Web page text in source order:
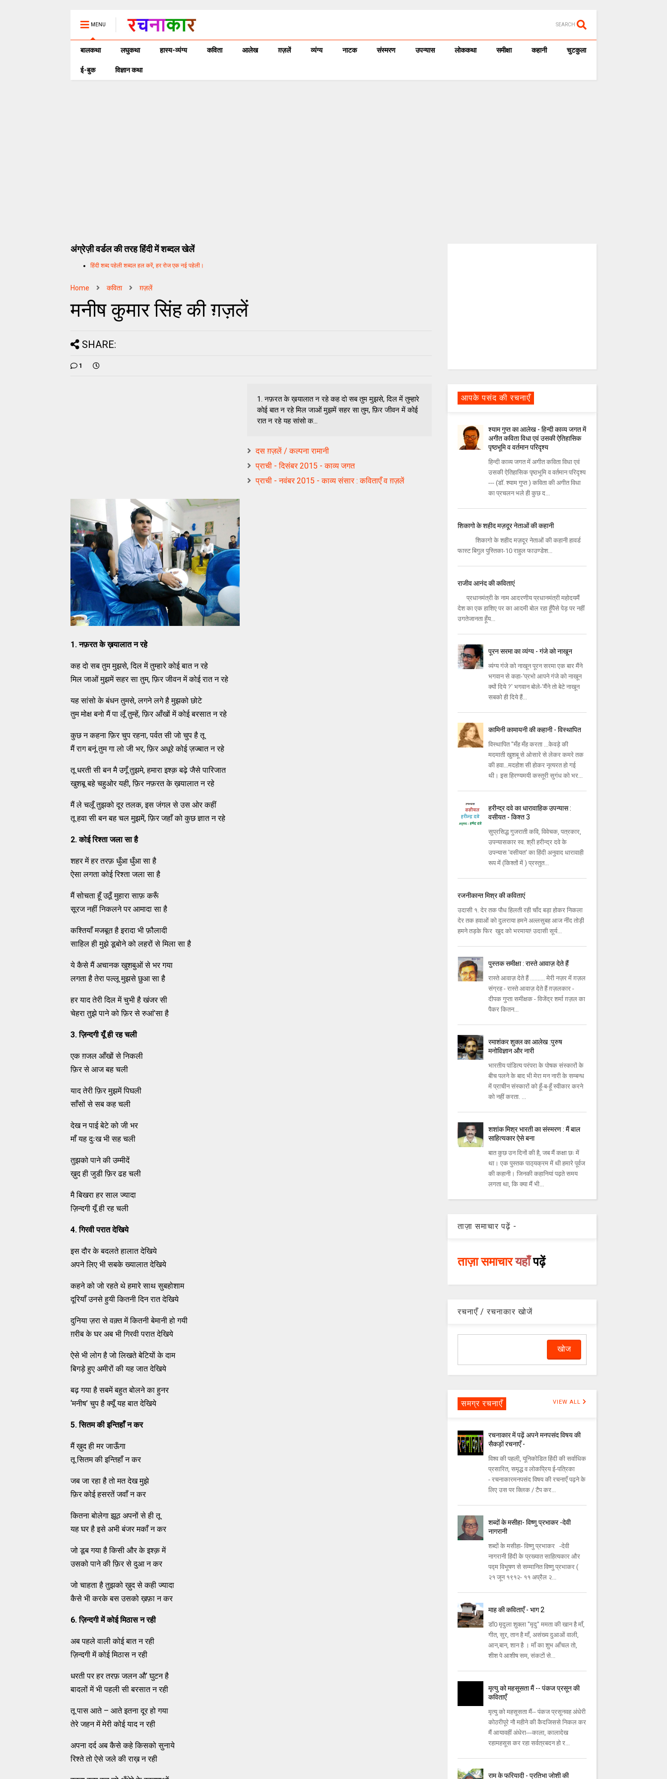
MENU SEARCH
बालकथा लघुकथा हास्य-व्यंग्य कविता आलेख ग़ज़लें व्यंग्य नाटक संस्मरण उपन्यास लोककथा समीक्षा कहानी चुटकुला
ई-बुक विज्ञान कथा
अंग्रेज़ी वर्डल की तरह हिंदी में शब्दल खेलें
हिंदी शब्द पहेली शब्दल हल करें, हर रोज एक नई पहेली।
Home कविता ग़ज़लें
मनीष कुमार सिंह की ग़ज़लें
SHARE:
1
1. नफ़रत के ख़यालात न रहे कह दो सब तुम मुझसे, दिल में तुम्हारे
कोई बात न रहे मिल जाओं मुझमें सहर सा तुम, फ़िर जीवन में कोई
रात न रहे यह सांसो क...
दस ग़ज़लें / कल्पना रामानी
प्राची - दिसंबर 2015 - काव्य जगत
प्राची - नवंबर 2015 - काव्य संसार : कविताएँ व ग़ज़लें
1.नफ़रत के ख़यालात न रहे
कह दो सब तुम मुझसे, दिल में तुम्हारे कोई बात न रहे
मिल जाओं मुझमें सहर सा तुम, फ़िर जीवन में कोई रात न रहे
यह सांसो के बंधन तुमसे, लगने लगे है मुझको छोटे
तुम मोक्ष बनो मैं पा लूँ तुम्हें, फ़िर आँखों में कोई बरसात न रहे
कुछ न कहना फ़िर चुप रहना, पर्वत सी जो चुप है तू
मैं राग बनूं तुम गा लो जी भर, फ़िर अधूरे कोई ज़ज्बात न रहे
तू धरती सी बन मै उगूँ तुझमे, हमारा इश्क़ बढ़े जैसे पारिजात
खुशबू बहे चहुओर यही, फ़िर नफ़रत के ख़यालात न रहे
मैं ले चलूँ तुझको दूर तलक, इस जंगल से उस ओर कहीं
तू हवा सी बन बह चल मुझमें, फ़िर जहाँ को कुछ ज्ञात न रहे
2.कोई रिश्ता जला सा है
शहर में हर तरफ़ धुँआ धुँआ सा है
ऐसा लगता कोई रिश्ता जला सा है
मैं सोचता हूँ उठूँ मुहारा साफ़ करूँ
सूरज नहीं निकलने पर आमादा सा है
कश्तियाँ मजबूत है इरादा भी फ़ौलादी
साहिल ही मुझे डूबोने को लहरों से मिला सा है
ये कैसे मैं अचानक खुशबुओं से भर गया
लगता है तेरा पल्लू मुझसे छुआ सा है
हर याद तेरी दिल में चुभी है खंजर सी
चेहरा तुझे पाने को फ़िर से रुआं’सा है
3.ज़िन्दगी यूँ ही रह चली
एक ग़जल आँखों से निकली
फ़िर से आज बह चली
याद तेरी फ़िर मुझमें पिघली
साँसों से सब कह चली
देख न पाई बेटे को जी भर
माँ यह दुःख भी सह चली
तुझको पाने की उम्मीदें
ख़ुद ही जुडी फ़िर ढह चली
मै बिखरा हर साल ज्यादा
ज़िन्दगी यूँ ही रह चली
4.गिरवी परात देखिये
इस दौर के बदलते हालात देखिये
अपने लिए भी सबके ख्यालात देखिये
कहने को जो रहते थे हमारे साथ सुबहोशाम
दूरियाँ उनसे हुयी कितनी दिन रात देखिये
दुनिया ज़रा से वक़्त में कितनी बेमानी हो गयी
ग़रीब के घर अब भी गिरवी परात देखिये
ऐसे भी लोग है जो लिखते बेटियों के दाम
बिगड़े हुए अमीरों की यह जात देखिये
बढ़ गया है सबमें बहुत बोलने का हुनर
‘मनीष’ चुप है क्यूँ यह बात देखिये
5.सितम की इन्तिहाँ न कर
मैं ख़ुद ही मर जाऊँगा
तू सितम की इन्तिहाँ न कर
जब जा रहा है तो मत देख मुझे
फ़िर कोई हसरतें जवाँ न कर
कितना बोलेगा झूठ अपनों से ही तू
यह घर है इसे अभी बंजर मकाँ न कर
जो डूब गया है किसी और के इश्क़ में
उसको पाने की फ़िर से दुआ न कर
जो चाहता है तुझको ख़ुद से कही ज्यादा
कैसे भी करके बस उसको ख़फ़ा न कर
6.ज़िन्दगी में कोई मिठास न रही
अब पहले वाली कोई बात न रही
ज़िन्दगी में कोई मिठास न रही
धरती पर हर तरफ़ जलन औ’ घुटन है
बादलों में भी पहली सी बरसात न रही
तू पास आते – आते इतना दूर हो गया
तेरे जहन में मेरी कोई याद न रही
अपना दर्द अब कैसे कहे किसको सुनाये
रिश्ते तो ऐसे जले की राख़ न रही
आपके पसंद की रचनाएँ
श्याम गुप्त का आलेख - हिन्दी काव्य जगत में
अगीत कविता विधा एवं उसकी ऐतिहासिक
पृष्ठभूमि व वर्तमान परिदृश्य
हिन्दी काव्य जगत में अगीत कविता विधा एवं
उसकी ऐतिहासिक पृष्ठभूमि व वर्तमान परिदृश्य
--- (डॉ. श्याम गुप्त ) कविता की अगीत विधा
का प्रचलन भले ही कुछ द...
शिकागो के शहीद मज़दूर नेताओं की कहानी
शिकागो के शहीद मज़दूर नेताओं की कहानी हावर्ड
फास्ट बिगुल पुस्तिका-10 राहुल फाउण्डेश...
राजीव आनंद की कविताएं
प्रधानमंत्री के नाम आदरणीय प्रधानमंत्री महोदयमैं
देश का एक हाशिए पर का आदमी बोल रहा हूँपैसे पेड़ पर नहीं
उगतेजानता हूँय...
पूरन सरमा का व्यंग्य - गंजे को नाखून
व्‍यंग्‍य गंजे को नाखून पूरन सरमा एक बार मैंने
भगवान से कहा-‘प्रभो आपने गंजे को नाखून
क्‍यों दिये ?' भगवान बोले-‘मैंने तो बेटे नाखून
सबको ही दिये हैं...
कामिनी कामायनी की कहानी - विस्थापित
विस्थापित "मँह मँह करता ...केवड़े की
मदमाती खुशबू से ओसारे से लेकर कमरे तक
की हवा...मदहोश सी होकर नृत्यरत हो गई
थी। इस हिरण्यमयी कस्तूरी सुगंध को भर...
हरीन्द्र दवे का धारावाहिक उपन्यास :
वसीयत - किश्त 3
सुप्रसिद्ध गुजराती कवि, विवेचक, पत्रकार,
उपन्यासकार स्व. श्री हरीन्द्र दवे के
उपन्यास 'वसीयत' का हिंदी अनुवाद धारावाही
रूप में (किश्तों में ) प्रस्तुत...
रजनीकान्त मिश्र की कविताएं
उदासी १. देर तक पौध हिलती रही चाँद बड़ा होकर निकला
देर तक हवाओं को दुलराया हमने अल्लसुबह आज नींद तोड़ी
हमने तड़के फिर खुद को भरमाया! उदासी सूर्य...
पुस्तक समीक्षा : रास्ते आवाज़ देते हैं
रास्ते आवाज़ देते हैं .......... मेरी नज़र में ग़ज़ल
संग्रह - रास्ते आवाज़ देते हैं ग़ज़लकार -
दीपक गुप्ता समीक्षक - विजेंद्र शर्मा ग़ज़ल का
पैकर कितन...
रमाशंकर शुक्ल का आलेख :पुरुष
मनोविज्ञान और नारी
भारतीय पांडित्य परंपरा के पोषक संस्कारों के
बीच पलने के बाद भी मेरा मन नारी के सम्बन्ध
में प्राचीन संस्कारों को हूँ-ब-हूँ स्वीकार करने
को नहीं करता. ...
शशांक मिश्र भारती का संस्मरण : मैं बाल
साहित्‍यकार ऐसे बना
बात कुछ उन दिनों की है, जब मैं कक्षा छः में
था। एक पुस्‍तक पाठ्‌यक्रम में थी हमारे पूर्वज
की कहानी। जिनकी कहानियां पढ़ते समय
लगता था, कि क्‍या मैं भी...
ताज़ा समाचार पढ़ें -
ताज़ा समाचारयहाँपढ़ें
रचनाएँ / रचनाकार खोजें
समग्र रचनाएँ VIEW ALL
रचनाकार में पढ़ें अपने मनपसंद विषय की
सैकड़ों रचनाएँ -
विश्व की पहली, यूनिकोडित हिंदी की सर्वाधिक
प्रसारित, समृद्ध व लोकप्रिय ई-पत्रिका
- रचनाकारमनपसंद विषय की रचनाएँ पढ़ने के
लिए उस पर क्लिक / टैप कर...
शब्दों के मसीहा- विष्णु प्रभाकर -देवी
नागरानी
शब्दों के मसीहा- विष्णु प्रभाकर -देवी
नागरानी हिंदी के प्रख्यात साहित्यकार और
पद्म विभूषण से सम्मानित विष्णु प्रभाकर (
२१ जून १९१२- ११ अप्रैल २...
माह की कविताएँ - भाग 2
डॉ0 मृदुला शुक्ला "मृदु" ममता की खान है माँ,
गीत, सुर, तान है माँ, असंख्य दुआओं वाली,
आन,बान, शान है । माँ का शुभ आँचल तो,
शीश पे आशीष सम, संकटों से...
मृत्यु को महसूसता मैं -- पंकज प्रसून की
कविताएँ
मृत्यु को महसूसता मैं-- पंकज प्रसूनवह अंधेरी
कोठरीपूरे नौ महीने की कैदजिससे निकल कर
मैं आयावहीं अंधेरा---काला, कालादेख
रहामहसूस कर रहा सर्वत्रबदन हो र...
राम के फरियादी - प्रतिभा जोशी की